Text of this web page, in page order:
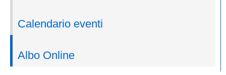
Calendario eventi
Albo Online